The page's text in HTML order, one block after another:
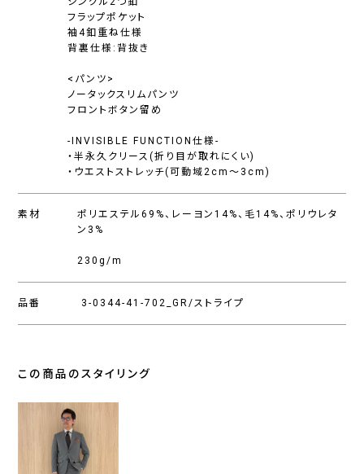
フラップポケット
袖4釦重ね仕様
背裏仕様:背抜き
<パンツ>
ノータックスリムパンツ
フロントボタン留め
-INVISIBLE FUNCTION仕様-
・半永久クリース(折り目が取れにくい)
・ウエストストレッチ(可動域2cm〜3cm)
素材
ポリエステル69%、レーヨン14%、毛14%、ポリウレタ
ン3%
230g/m
品番 3-0344-41-702_GR/ストライプ
この商品のスタイリング